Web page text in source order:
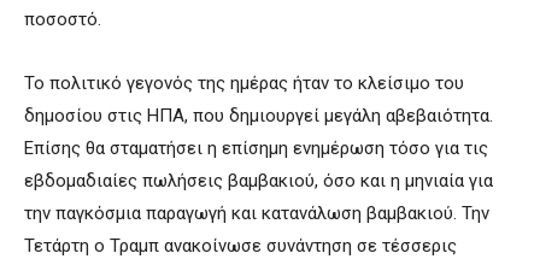
ποσοστό.
Το πολιτικό γεγονός της ημέρας ήταν το κλείσιμο του
δημοσίου στις ΗΠΑ, που δημιουργεί μεγάλη αβεβαιότητα.
Επίσης θα σταματήσει η επίσημη ενημέρωση τόσο για τις
εβδομαδιαίες πωλήσεις βαμβακιού, όσο και η μηνιαία για
την παγκόσμια παραγωγή και κατανάλωση βαμβακιού. Την
Τετάρτη ο Τραμπ ανακοίνωσε συνάντηση σε τέσσερις